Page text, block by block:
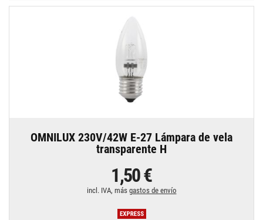
OMNILUX 230V/42W E-27 Lámpara de vela
transparente H
1,50 €
incl. IVA, más gastos de envío